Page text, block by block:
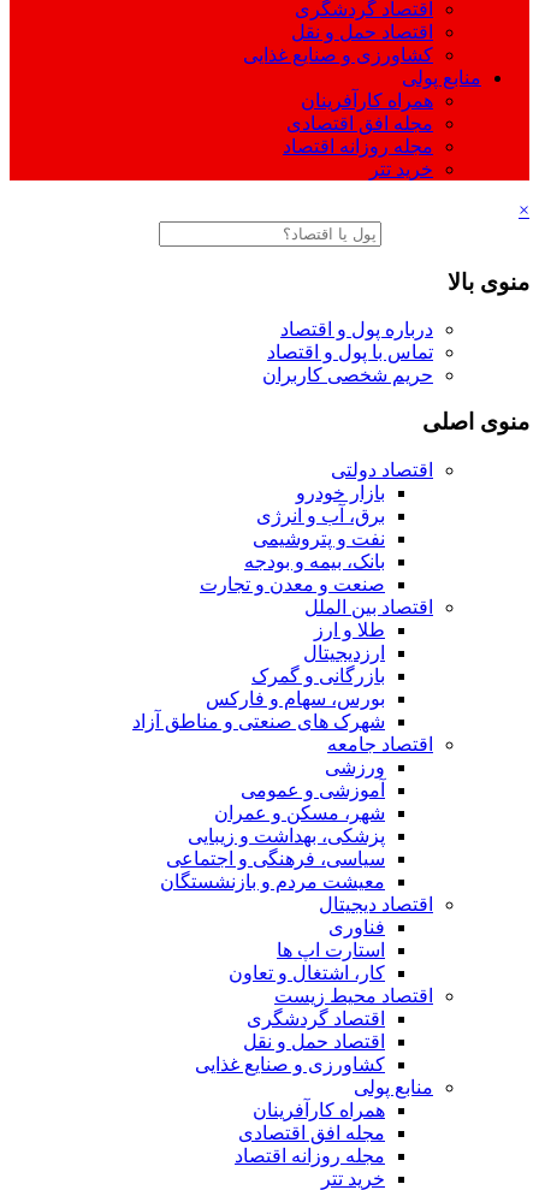
اقتصاد گردشگری
اقتصاد حمل و نقل
کشاورزی و صنایع غذایی
منابع پولی
همراه کارآفرینان
مجله افق اقتصادی
مجله روزانه اقتصاد
خرید تتر
×
منوی بالا
درباره پول و اقتصاد
تماس با پول و اقتصاد
حریم شخصی کاربران
منوی اصلی
اقتصاد دولتی
بازار خودرو
برق، آب و انرژی
نفت و پتروشیمی
بانک، بیمه و بودجه
صنعت و معدن و تجارت
اقتصاد بین الملل
طلا و ارز
ارزدیجیتال
بازرگانی و گمرک
بورس، سهام و فارکس
شهرک های صنعتی و مناطق آزاد
اقتصاد جامعه
ورزشی
آموزشی و عمومی
شهر، مسکن و عمران
پزشکی، بهداشت و زیبایی
سیاسی، فرهنگی و اجتماعی
معیشت مردم و بازنشستگان
اقتصاد دیجیتال
فناوری
استارت اپ ها
کار، اشتغال و تعاون
اقتصاد محیط زیست
اقتصاد گردشگری
اقتصاد حمل و نقل
کشاورزی و صنایع غذایی
منابع پولی
همراه کارآفرینان
مجله افق اقتصادی
مجله روزانه اقتصاد
خرید تتر